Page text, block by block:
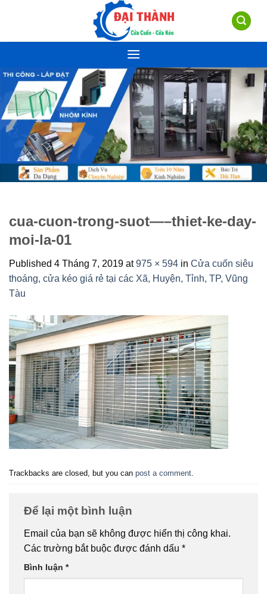
cua-cuon-trong-suot—–thiet-ke-day-
moi-la-01
Published 4 Tháng 7, 2019 at975 × 594 in Cửa cuốn siêu
thoáng, cửa kéo giá rẻ tại các Xã, Huyện, Tỉnh, TP, Vũng
Tàu
Trackbacks are closed, but you can post a comment
Để lại một bình luận
Email của bạn sẽ không được hiển thị công khai.
Các trường bắt buộc được đánh dấu *
Bình luận *